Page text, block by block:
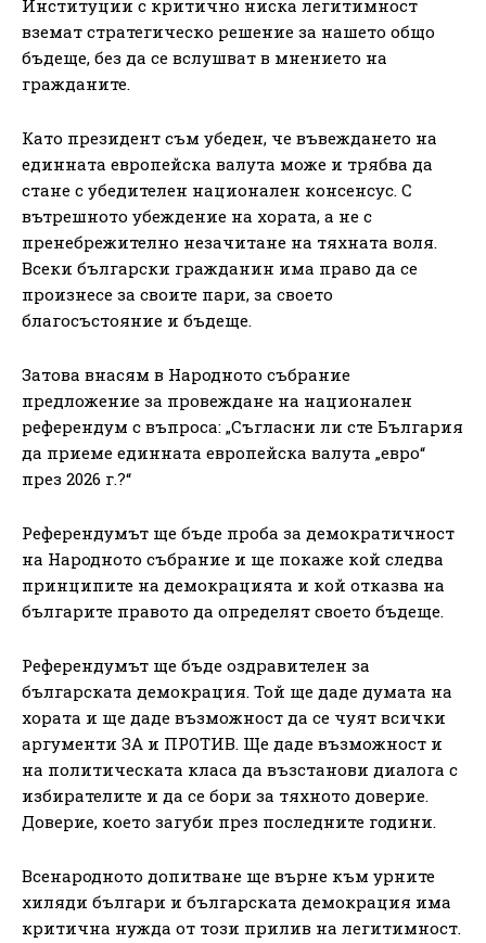
Институции с критично ниска легитимност
вземат стратегическо решение за нашето общо
бъдеще, без да се вслушват в мнението на
гражданите.
Като президент съм убеден, че въвеждането на
единната европейска валута може и трябва да
стане с убедителен национален консенсус. С
вътрешното убеждение на хората, а не с
пренебрежително незачитане на тяхната воля.
Всеки български гражданин има право да се
произнесе за своите пари, за своето
благосъстояние и бъдеще.
Затова внасям в Народното събрание
предложение за провеждане на национален
референдум с въпроса: „Съгласни ли сте България
да приеме единната европейска валута „евро“
през 2026 г.?“
Референдумът ще бъде проба за демократичност
на Народното събрание и ще покаже кой следва
принципите на демокрацията и кой отказва на
българите правото да определят своето бъдеще.
Референдумът ще бъде оздравителен за
българската демокрация. Той ще даде думата на
хората и ще даде възможност да се чуят всички
аргументи ЗА и ПРОТИВ. Ще даде възможност и
на политическата класа да възстанови диалога с
избирателите и да се бори за тяхното доверие.
Доверие, което загуби през последните години.
Всенародното допитване ще върне към урните
хиляди българи и българската демокрация има
критична нужда от този прилив на легитимност.